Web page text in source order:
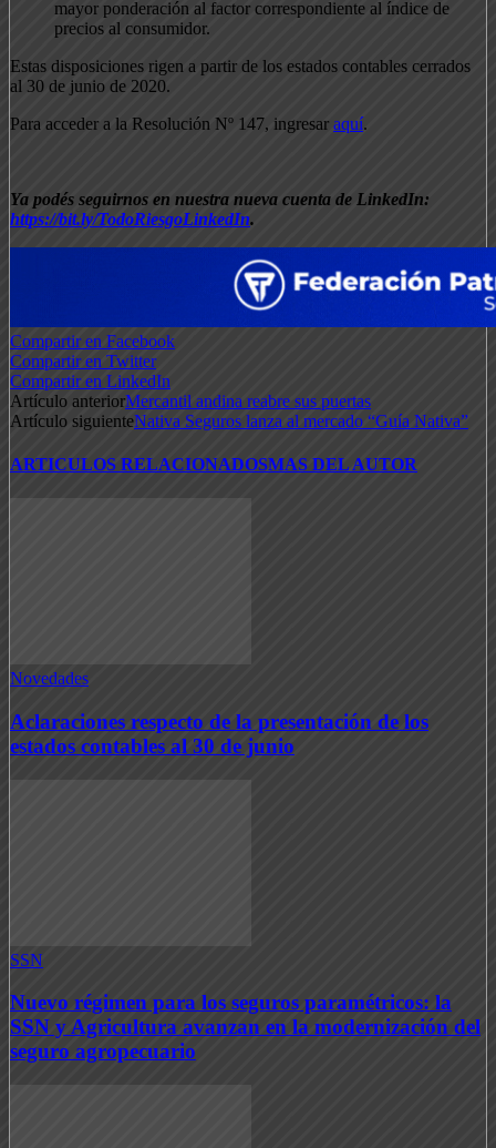
mayor ponderación al factor correspondiente al índice de
precios al consumidor.
Estas disposiciones rigen a partir de los estados contables cerrados
al 30 de junio de 2020.
Para acceder a la Resolución Nº 147, ingresar aquí.
Ya podés seguirnos en nuestra nueva cuenta de LinkedIn:
https://bit.ly/TodoRiesgoLinkedIn.
Compartir en Facebook
Compartir en Twitter
Compartir en LinkedIn
Artículo anteriorMercantil andina reabre sus puertas
Artículo siguienteNativa Seguros lanza al mercado “Guía Nativa”
ARTICULOS RELACIONADOSMAS DEL AUTOR
Novedades
Aclaraciones respecto de la presentación de los
estados contables al 30 de junio
SSN
Nuevo régimen para los seguros paramétricos: la
SSN y Agricultura avanzan en la modernización del
seguro agropecuario